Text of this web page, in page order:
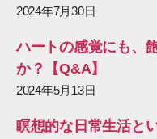
2024年7月30日
ハートの感覚にも、
か？【Q&A】
2024年5月13日
瞑想的な日常生活と